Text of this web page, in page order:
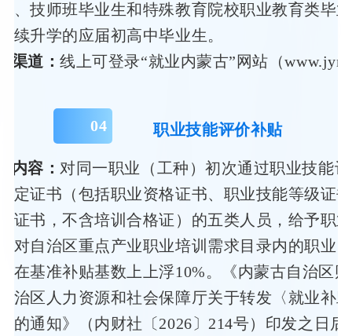
、技师班毕业生和特殊教育院校职业教育类毕
续升学的应届初高中毕业生。
渠道：线上可登录“就业内蒙古”网站（
04 职业技能评价补贴
内容： 对同一职业（工种）初次通过职业技能
定证书（包括职业资格证书、职业技能等级证
证书，不含培训合格证）的五类人员，给予职
对自治区重点产业职业培训需求目录内的职业
在基准补贴基数上上浮10%。《内蒙古自治区
治区人力资源和社会保障厅关于转发〈就业补
的通知》（内财社〔2026〕214号）印发之日后